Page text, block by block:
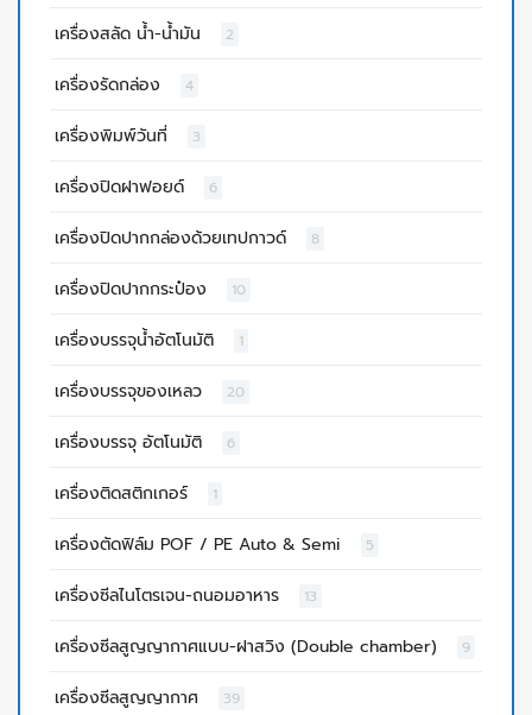
เครื่องสลัด น้ำ-น้ำมัน 2
เครื่องรัดกล่อง 4
เครื่องพิมพ์วันที่ 3
เครื่องปิดฝาฟอยด์ 6
เครื่องปิดปากกล่องด้วยเทปกาวด์ 8
เครื่องปิดปากกระป๋อง 10
เครื่องบรรจุน้ำอัตโนมัติ 1
เครื่องบรรจุของเหลว 20
เครื่องบรรจุ อัตโนมัติ 6
เครื่องติดสติกเกอร์ 1
เครื่องตัดฟิล์ม POF / PE Auto & Semi 5
เครื่องซีลไนโตรเจน-ถนอมอาหาร 13
เครื่องซีลสูญญากาศแบบ-ฝาสวิง (Double chamber) 9
เครื่องซีลสูญญากาศ 39